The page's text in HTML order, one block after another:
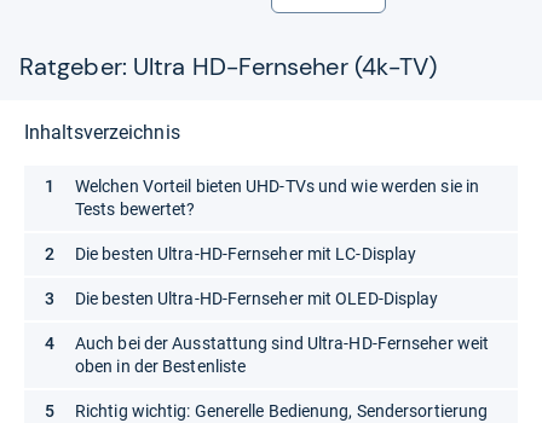
Ratgeber: Ultra HD-Fernseher (4k-TV)
Inhaltsverzeichnis
Welchen Vorteil bieten UHD-TVs und wie werden sie in
Tests bewertet?
Die besten Ultra-HD-Fernseher mit LC-Display
Die besten Ultra-HD-Fernseher mit OLED-Display
Auch bei der Ausstattung sind Ultra-HD-Fernseher weit
oben in der Bestenliste
Richtig wichtig: Generelle Bedienung, Sendersortierung